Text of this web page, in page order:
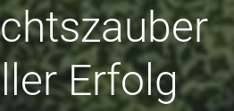
Erfolg